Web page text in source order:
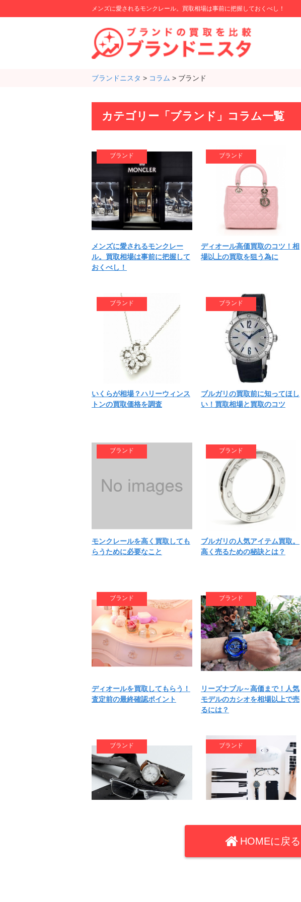
メンズに愛されるモンクレール。買取相場は事前に把握しておくべし！
ブランドニスタ > コラム > ブランド
カテゴリー「ブランド」コラム一覧
ブランド
メンズに愛されるモンクレー
ル。買取相場は事前に把握して
おくべし！
ブランド
ディオール高価買取のコツ！相
場以上の買取を狙う為に
ブランド
いくらが相場？ハリーウィンス
トンの買取価格を調査
ブランド
ブルガリの買取前に知ってほし
い！買取相場と買取のコツ
ブランド
モンクレールを高く買取しても
らうために必要なこと
ブランド
ブルガリの人気アイテム買取。
高く売るための秘訣とは？
ブランド
ディオールを買取してもらう！
査定前の最終確認ポイント
ブランド
リーズナブル～高価まで！人気
モデルのカシオを相場以上で売
るには？
ブランド ブランド
初めの一本に選ばれるタグホイ
ヤー。思い出の時計を高く売る
秘訣とは
HOMEに戻る